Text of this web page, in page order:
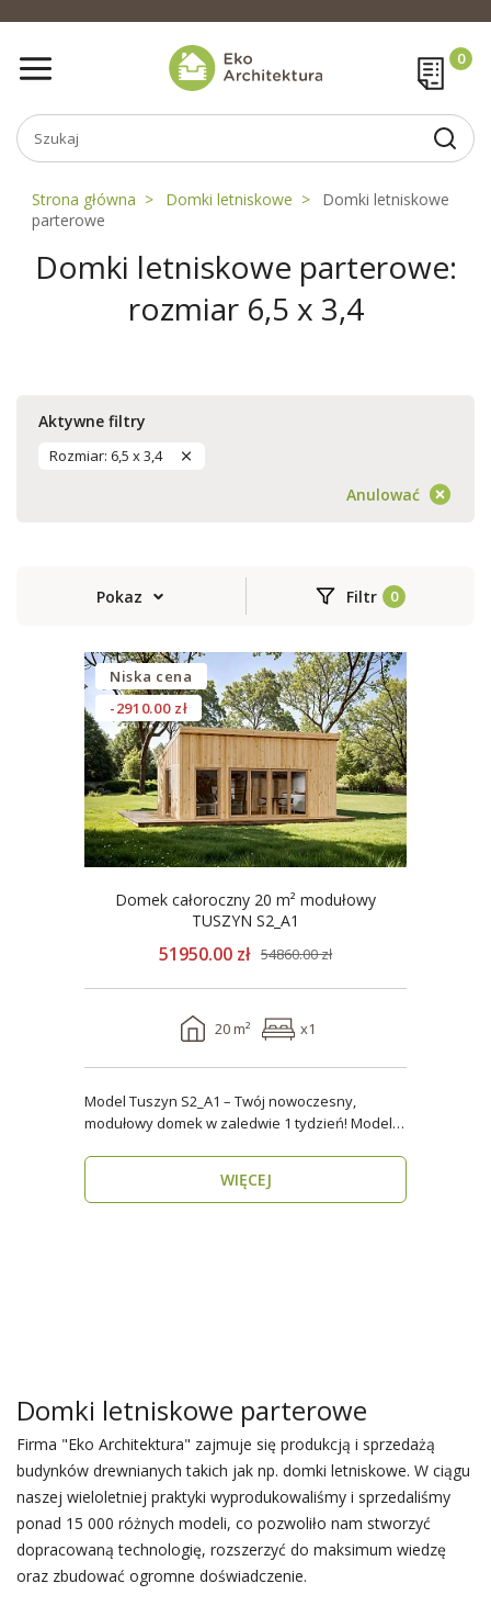
Strona główna Domki letniskowe
Domki letniskowe
parterowe
Domki letniskowe parterowe:
rozmiar 6,5 x 3,4
Aktywne filtry
Rozmiar: 6,5 x 3,4
Anulować
Pokaz Filtr
Niska cena
-2910.00 zł
Domek całoroczny 20 m² modułowy
TUSZYN S2_A1
51950.00 zł 54860.00 zł
20 m² x1
Model Tuszyn S2_A1 – Twój nowoczesny,
modułowy domek w zaledwie 1 tydzień! Model
WIĘCEJ
Domki letniskowe parterowe
Firma "Eko Architektura" zajmuje się produkcją i sprzedażą
budynków drewnianych takich jak np. domki letniskowe. W ciągu
naszej wieloletniej praktyki wyprodukowaliśmy i sprzedaliśmy
ponad 15 000 różnych modeli, co pozwoliło nam stworzyć
dopracowaną technologię, rozszerzyć do maksimum wiedzę
oraz zbudować ogromne doświadczenie.